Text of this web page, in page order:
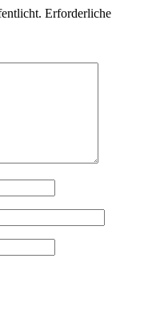
Erforderliche